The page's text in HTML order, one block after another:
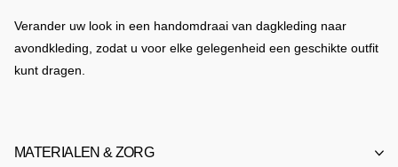
Verander uw look in een handomdraai van dagkleding naar
avondkleding, zodat u voor elke gelegenheid een geschikte outfit
kunt dragen.
MATERIALEN & ZORG